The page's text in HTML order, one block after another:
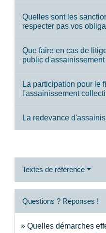
Quelles sont les
respecter pas vos
Que faire en cas de
public d'assainissement
La participation pour le
l'assainissement
La redevance
Textes de référence
Questions ? Réponses !
Quelles démarches